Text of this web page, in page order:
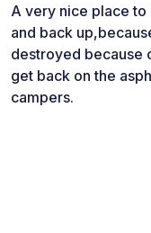
A very nice place to
and back
destroyed because
get back on the
campers.